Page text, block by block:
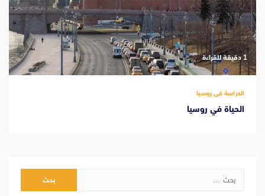
‫1 دقيقة للقراءة
الدراسة فى روسيا
الحياة في روسيا
البحث